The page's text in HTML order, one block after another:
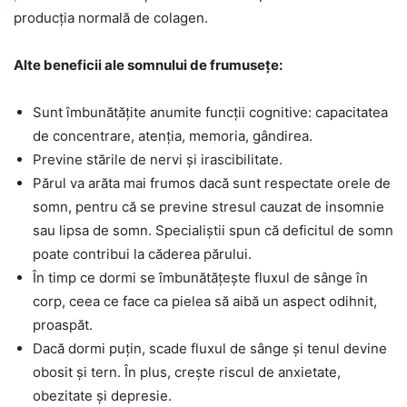
producția normală de colagen.
Alte beneficii ale somnului de frumusețe:
Sunt îmbunătățite anumite funcții cognitive: capacitatea
de concentrare, atenția, memoria, gândirea.
Previne stările de nervi și irascibilitate.
Părul va arăta mai frumos dacă sunt respectate orele de
somn, pentru că se previne stresul cauzat de insomnie
sau lipsa de somn. Specialiștii spun că deficitul de somn
poate contribui la căderea părului.
În timp ce dormi se îmbunătățește fluxul de sânge în
corp, ceea ce face ca pielea să aibă un aspect odihnit,
proaspăt.
Dacă dormi puțin, scade fluxul de sânge și tenul devine
obosit și tern. În plus, crește riscul de anxietate,
obezitate și depresie.